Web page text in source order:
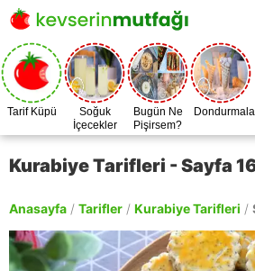
Tarif Küpü
Soğuk
İçecekler
Bugün Ne
Pişirsem?
Kurabiye Tarifleri - Sayfa
Anasayfa / Tarifler / Kurabiye Tarifleri /